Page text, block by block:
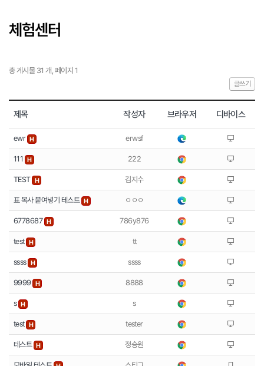
체험센터
총 게시물 31 개, 페이지 1
글쓰기
제목 작성자 브라우저 디바이스
ewr H erwsf
111 H 222
TEST H 김지수
표 복사 붙여넣기 테스트 H ㅇㅇㅇ
6778687 H 786y876
test H tt
ssss H ssss
9999 H 8888
s H s
test H tester
테스트 H 정승원